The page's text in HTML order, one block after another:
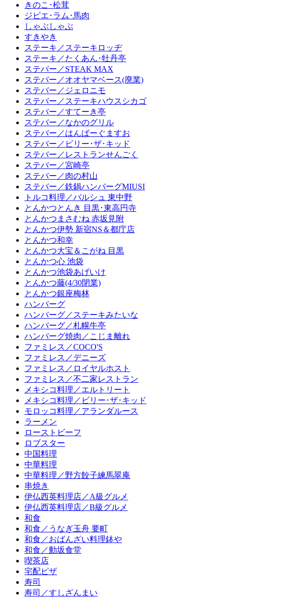
きのこ･松茸
ジビエ･ラム･馬肉
しゃぶしゃぶ
すきやき
ステーキ／ステーキロッヂ
ステーキ／たくあん･牡丹亭
ステバー／STEAK MAX
ステバー／オオヤマベース(廃業)
ステバー／ジェロニモ
ステバー／ステーキハウスシカゴ
ステバー／すてーき亭
ステバー／なかのグリル
ステバー／はんばーぐますお
ステバー／ビリー･ザ･キッド
ステバー／レストランせんごく
ステバー／宮崎亭
ステバー／肉の村山
ステバー／鉄鍋ハンバーグMIUSI
トルコ料理／バルシュ 東中野
とんかつとんき 目黒･東高円寺
とんかつまさむね 赤坂見附
とんかつ伊勢 新宿NS＆都庁店
とんかつ和幸
とんかつ大宝＆こがね 目黒
とんかつ心 池袋
とんかつ池袋あげいけ
とんかつ藤(4/30閉業)
とんかつ銀座梅林
ハンバーグ
ハンバーグ／ステーキみたいな
ハンバーグ／札幌牛亭
ハンバーグ焼肉／こじま離れ
ファミレス／COCO'S
ファミレス／デニーズ
ファミレス／ロイヤルホスト
ファミレス／不二家レストラン
メキシコ料理／エルトリート
メキシコ料理／ビリー･ザ･キッド
モロッコ料理／アランダルース
ラーメン
ローストビーフ
ロブスター
中国料理
中華料理
中華料理／野方餃子練馬翠庵
串焼き
伊仏西英料理店／A級グルメ
伊仏西英料理店／B級グルメ
和食
和食／うなぎ玉舟 要町
和食／おばんざい料理鉢や
和食／動坂食堂
喫茶店
宅配ピザ
寿司
寿司／すしざんまい